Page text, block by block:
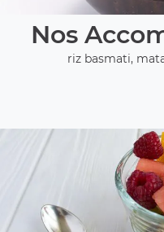
Nos
riz basmati,